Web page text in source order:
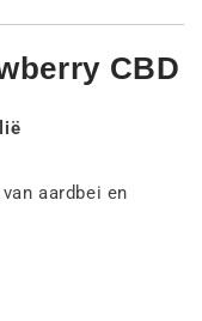
CBD
aardbei en